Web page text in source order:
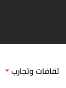
ثقافات وتجارب